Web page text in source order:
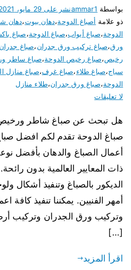
بواسطة ammar1نشر على 29 مايو، 2021
ذو علامة أصباغ الدوحة،دهان بيوت،دهان
الدوحة،صباغ أبواب،صباغ الدوحة،صباغ
ورق،صباغ تركيب ورق جدران،صباغ
رخيص،صباغ رخيص الدوحة،صباغ ساطر
سياج،صباغ طلاء،صباغ غرف،صباغ منازل
الدوحة،صباغ ورق جدران،طلاء منازل
لا تعليقات
هل تبحث عن صباغ شاطر
صباغ الدوحة تقدم لكم افضل صباغ
أعمال الصباغ والدهان بأفضل
ذات المعايير العالمية بدون
الديكور بالصباغ وتنفيذ أشكال
أمهر الفنيين. يمكننا تنفيذ كافة
وتركيب ورق الجدران وتركيب
[…]
اقرأ المزيد